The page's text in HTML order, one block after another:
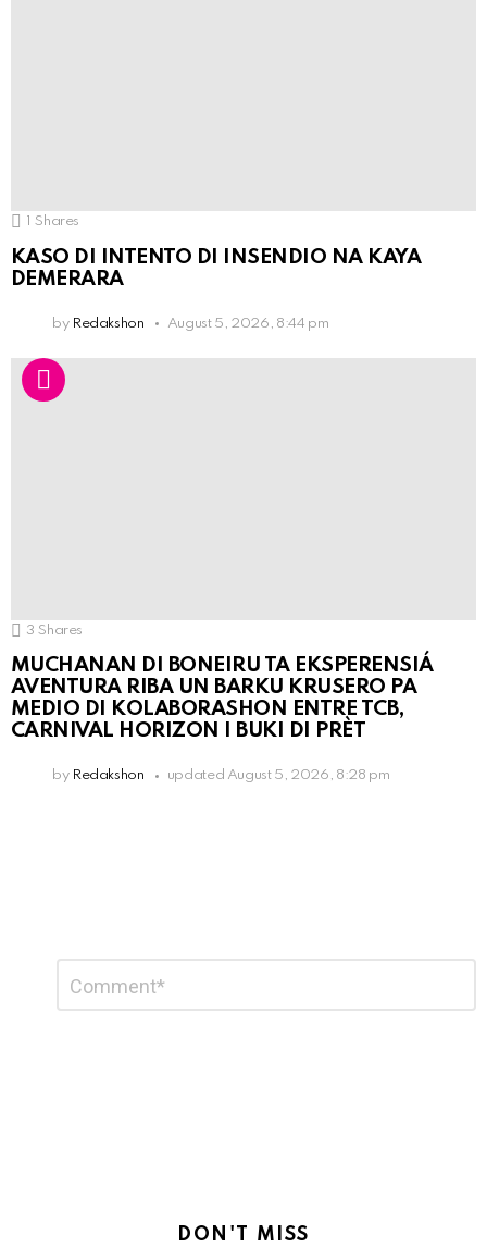
1 Shares
KASO DI INTENTO DI INSENDIO NA KAYA
DEMERARA
by Redakshon August 5, 2026, 8:44 pm
3 Shares
MUCHANAN DI BONEIRU TA EKSPERENSIÁ
AVENTURA RIBA UN BARKU KRUSERO PA
MEDIO DI KOLABORASHON ENTRE TCB,
CARNIVAL HORIZON I BUKI DI PRÈT
by Redakshon updated August 5, 2026, 8:28 pm
Reply
DON'T MISS